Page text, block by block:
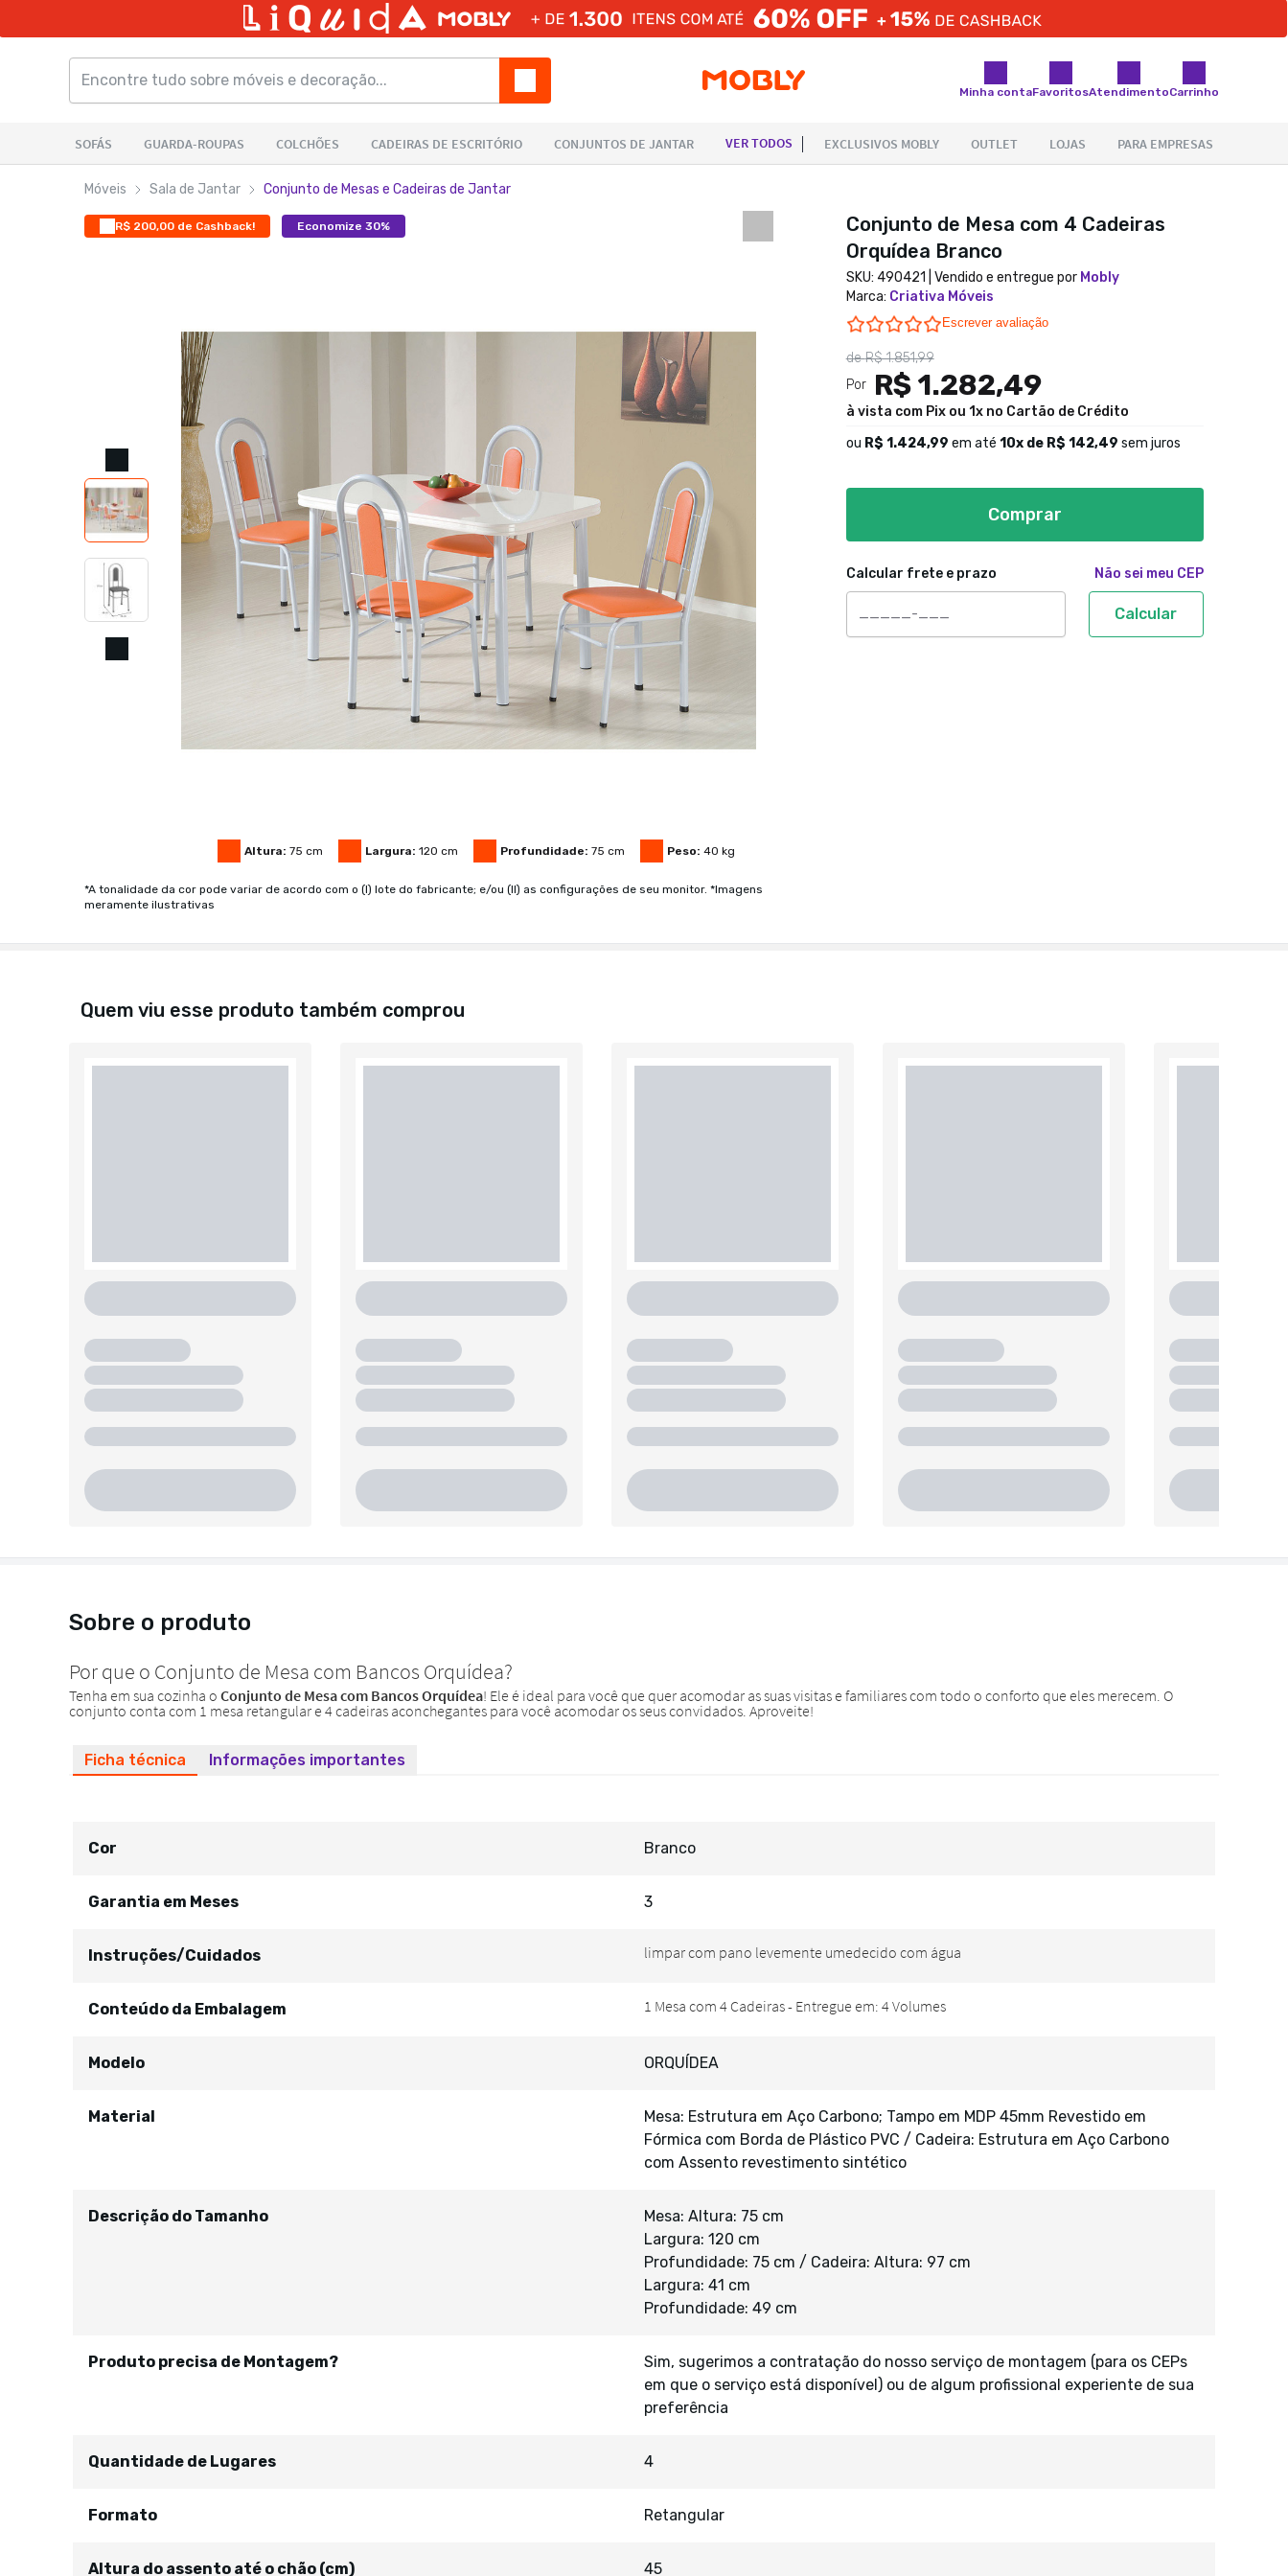
Minha contaFavoritosAtendimentoCarrinho
Móveis Sala de Jantar Conjunto de Mesas e Cadeiras de Jantar
R$ 200,00 de Cashback! Economize 30%
Altura: 75 cm Largura: 120 cm Profundidade: 75 cm Peso: 40 kg
*A tonalidade da cor pode variar de acordo com o (I) lote do fabricante; e/ou (II) as configurações de seu monitor. *Imagens
meramente ilustrativas
Conjunto de Mesa com 4 Cadeiras
Orquídea Branco
SKU: 490421 | Vendido e entregue por Mobly
Marca: Criativa Móveis
0.0 star rating
Escrever avaliação
deR$ 1.851,99
Por
R$ 1.282,49
à vista com Pix ou 1x no Cartão de Crédito
ou R$ 1.424,99 em até 10x de R$ 142,49 sem juros
Comprar
Calcular frete e prazo Não sei meu CEP
Calcular
Quem viu esse produto também comprou
Sobre o produto
Ficha técnica Informações importantes
Cor Branco
Garantia em Meses 3
Instruções/Cuidados
Conteúdo da Embalagem
Modelo ORQUÍDEA
Material
Mesa: Estrutura em Aço Carbono; Tampo em MDP 45mm Revestido em
Fórmica com Borda de Plástico PVC / Cadeira: Estrutura em Aço Carbono
com Assento revestimento sintético
Descrição do Tamanho
Mesa: Altura: 75 cm
Largura: 120 cm
Profundidade: 75 cm / Cadeira: Altura: 97 cm
Largura: 41 cm
Profundidade: 49 cm
Produto precisa de Montagem?
Sim, sugerimos a contratação do nosso serviço de montagem (para os CEPs
em que o serviço está disponível) ou de algum profissional experiente de sua
preferência
Quantidade de Lugares 4
Formato Retangular
Altura do assento até o chão (cm) 45